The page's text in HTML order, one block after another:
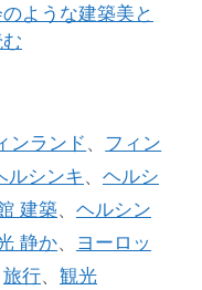
ような建築美と
ンランド 、 フィン
ルシンキ、 ヘルシ
建築、 ヘルシン
静か、 ヨーロッ
旅行、 観光